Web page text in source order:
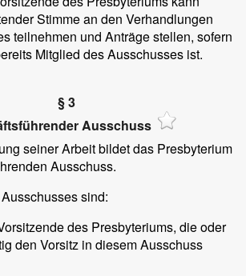
Stimme an den Verhandlungen
teilnehmen und Anträge stellen, sofern
Mitglied des Ausschusses ist.
§ 3
Ausschuss
seiner Arbeit bildet das Presbyterium
Ausschuss.
sind:
des Presbyteriums, die oder
den Vorsitz in diesem Ausschuss